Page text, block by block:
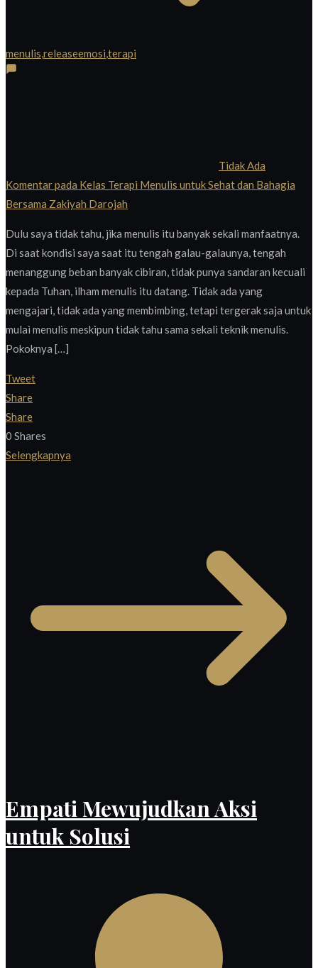
menulis,releaseemosi,terapi
Tidak Ada
Komentarpada Kelas Terapi Menulis untuk Sehat dan Bahagia
Bersama Zakiyah Darojah
Dulu saya tidak tahu, jika menulis itu banyak sekali manfaatnya.
Di saat kondisi saya saat itu tengah galau-galaunya, tengah
menanggung beban banyak cibiran, tidak punya sandaran kecuali
kepada Tuhan, ilham menulis itu datang. Tidak ada yang
mengajari, tidak ada yang membimbing, tetapi tergerak saja untuk
mulai menulis meskipun tidak tahu sama sekali teknik menulis.
Pokoknya […]
Tweet
Share
Share
0 Shares
Selengkapnya
Empati Mewujudkan Aksi
untuk Solusi